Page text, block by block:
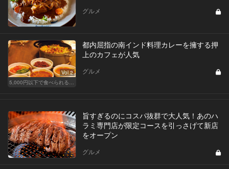
グルメ
Vol.2
5,000円以下で食べられる！人気のカジュアルレストラン
都内屈指の南インド料理カレーを擁する押
上のカフェが人気
グルメ
旨すぎるのにコスパ抜群で大人気！あのハ
ラミ専門店が限定コースを引っさげて新店
をオープン
グルメ